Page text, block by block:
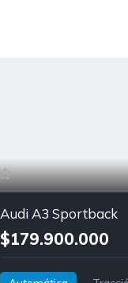
Audi A3 Sportback
$179.900.000